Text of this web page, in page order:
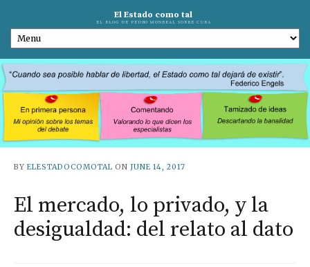
El Estado como tal
EL BLOG DE PEDRO MONREAL SOBRE CUBA
BY ELESTADOCOMOTAL ON JUNE 14, 2017
El mercado, lo privado, y la
desigualdad: del relato al dato